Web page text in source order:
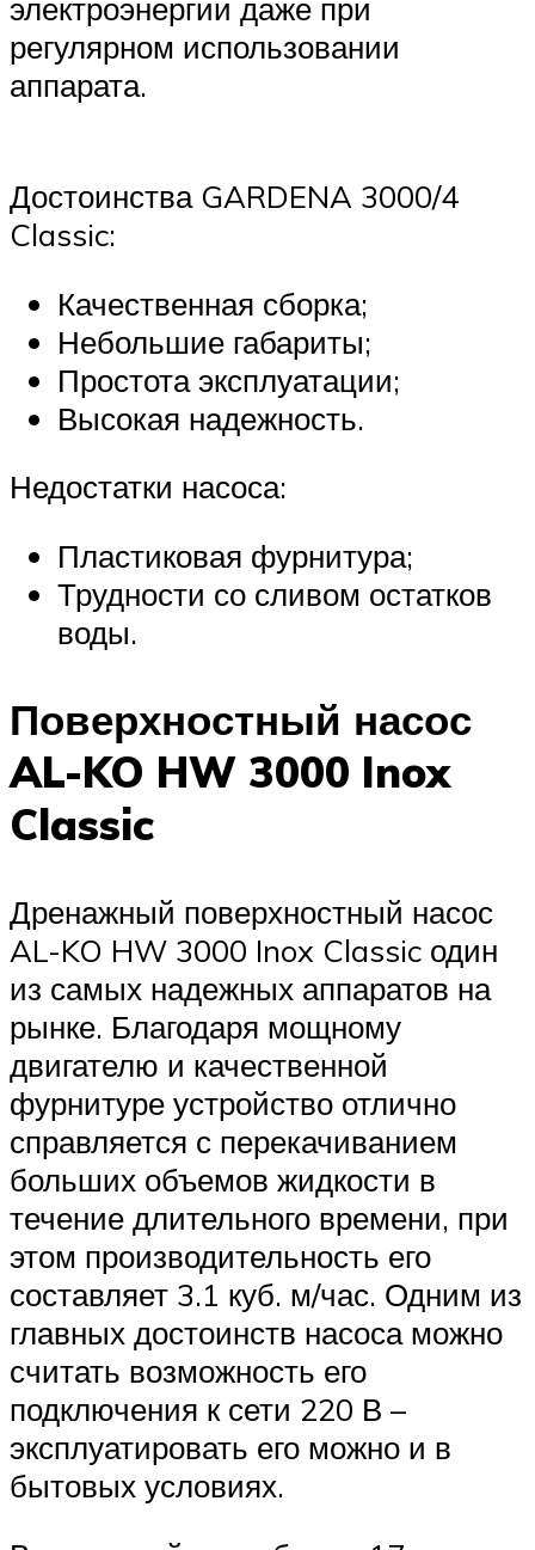
электроэнергии даже при
регулярном использовании
аппарата.
Достоинства GARDENA 3000/4
Classic:
Качественная сборка;
Небольшие габариты;
Простота эксплуатации;
Высокая надежность.
Недостатки насоса:
Пластиковая фурнитура;
Трудности со сливом остатков
воды.
Поверхностный насос
AL-KO HW 3000 Inox
Classic
Дренажный поверхностный насос
AL-KO HW 3000 Inox Classic один
из самых надежных аппаратов на
рынке. Благодаря мощному
двигателю и качественной
фурнитуре устройство отлично
справляется с перекачиванием
больших объемов жидкости в
течение длительного времени, при
этом производительность его
составляет 3.1 куб. м/час. Одним из
главных достоинств насоса можно
считать возможность его
подключения к сети 220 В –
эксплуатировать его можно и в
бытовых условиях.